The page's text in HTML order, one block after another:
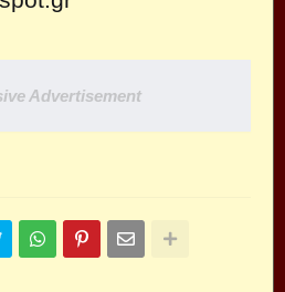
Advertisement